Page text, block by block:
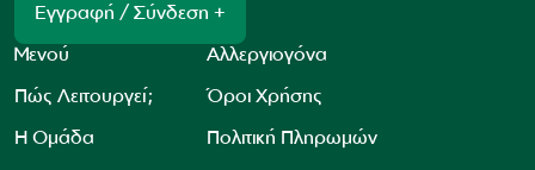
Εγγραφή / Σύνδεση +
Μενού
Πώς Λειτουργεί;
Η Ομάδα
Αλλεργιογόνα
Όροι Χρήσης
Πολιτική Πληρωμών